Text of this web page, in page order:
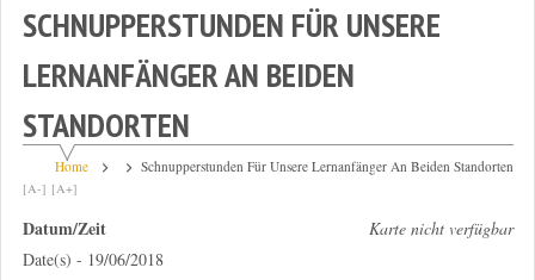
SCHNUPPERSTUNDEN FÜR UNSERE
LERNANFÄNGER AN BEIDEN
STANDORTEN
Home Schnupperstunden Für Unsere Lernanfänger An Beiden Standorten
[A-] [A+]
Karte nicht verfügbar
Datum/Zeit
Date(s) - 19/06/2018